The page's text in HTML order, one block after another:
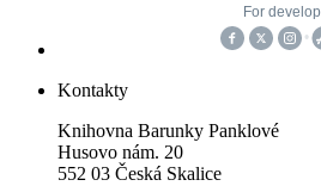
Kontakty
Knihovna Barunky Panklové
Husovo nám. 20
552 03 Česká Skalice